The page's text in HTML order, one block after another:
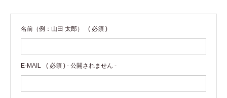
名前（例：山田 太郎） ( 必須 )
E-MAIL ( 必須 ) - 公開されません -